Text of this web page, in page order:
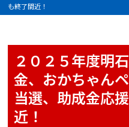
も終了間近！
２０２５年度明
金、おかちゃん
当選、助成金応
近！